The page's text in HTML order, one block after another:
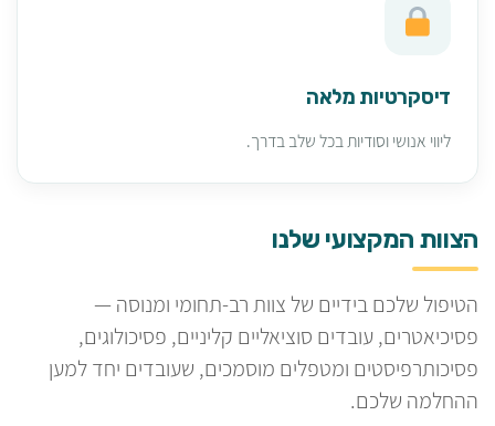
דיסקרטיות מלאה
ליווי אנושי וסודיות בכל שלב בדרך.
הצוות המקצועי שלנו
הטיפול שלכם בידיים של צוות רב-תחומי ומנוסה —
פסיכיאטרים, עובדים סוציאליים קליניים, פסיכולוגים,
פסיכותרפיסטים ומטפלים מוסמכים, שעובדים יחד למען
ההחלמה שלכם.